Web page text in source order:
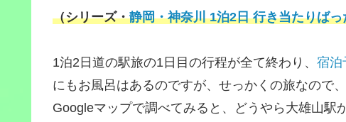
（シリーズ・静岡・神奈川 1泊2日 行き当たりば
1泊2日道の駅旅の1日目の行程が全て終わり、 宿泊
にもお風呂はあるのですが、せっかくの旅なので
Googleマップで調べてみると、どうやら大雄山